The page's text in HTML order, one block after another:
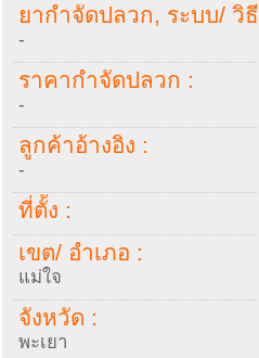
ยากำจัดปลวก, ระบบ/ วิ
-
ราคากำจัดปลวก :
-
ลูกค้าอ้างอิง :
-
ที่ตั้ง :
เขต/ อำเภอ :
แม่ใจ
จังหวัด :
พะเยา